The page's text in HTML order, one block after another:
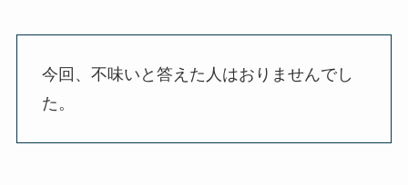
今回、不味いと答えた人はおりませんでし
た。